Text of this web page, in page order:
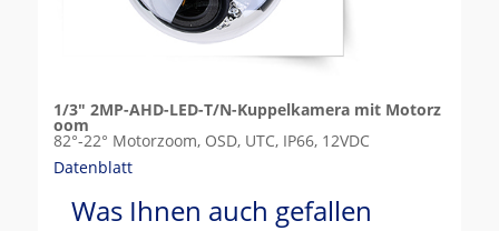
1/3" 2MP-AHD-LED-T/N-Kuppelkamera mit Motorz
oom
82°-22° Motorzoom, OSD, UTC, IP66, 12VDC
Datenblatt
Was Ihnen auch gefallen